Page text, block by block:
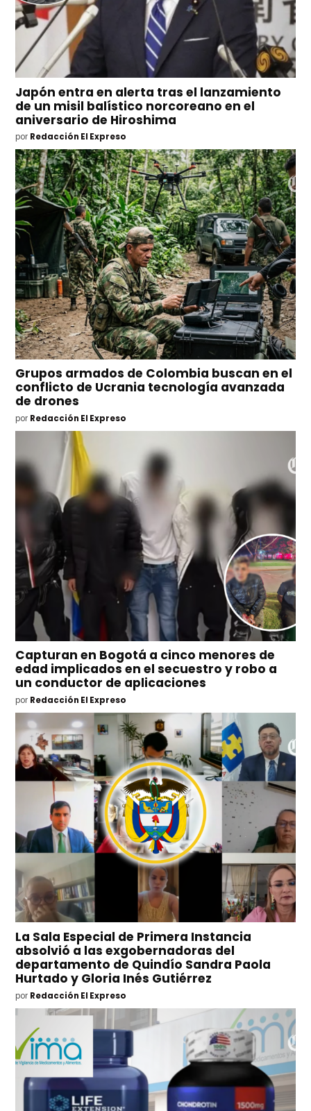
Japón entra en alerta tras el lanzamiento
de un misil balístico norcoreano en el
aniversario de Hiroshima
por Redacción El Expreso
Grupos armados de Colombia buscan en el
conflicto de Ucrania tecnología avanzada
de drones
por Redacción El Expreso
Capturan en Bogotá a cinco menores de
edad implicados en el secuestro y robo a
un conductor de aplicaciones
por Redacción El Expreso
La Sala Especial de Primera Instancia
absolvió a las exgobernadoras del
departamento de Quindío Sandra Paola
Hurtado y Gloria Inés Gutiérrez
por Redacción El Expreso